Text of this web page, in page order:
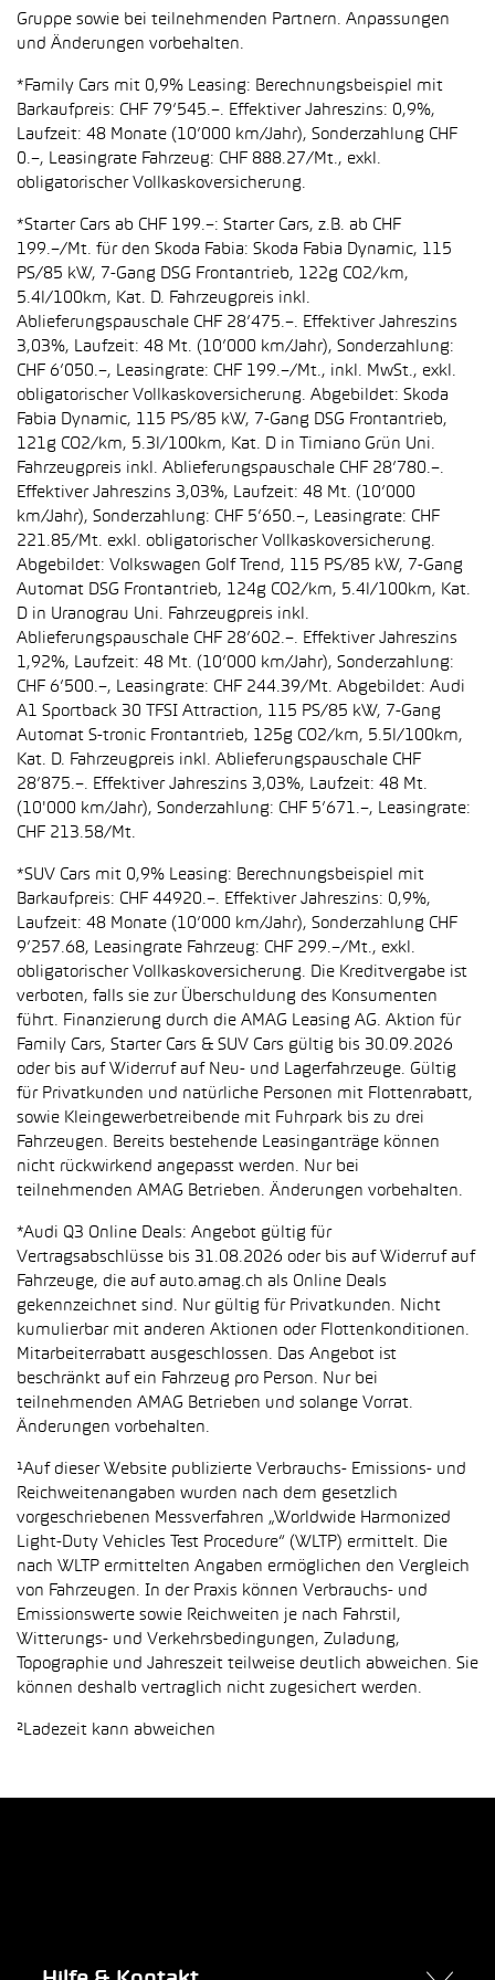
Gruppe sowie bei teilnehmenden Partnern. Anpassungen
und Änderungen vorbehalten.
*Family Cars mit 0,9% Leasing: Berechnungsbeispiel mit
Barkaufpreis: CHF 79’545.–. Effektiver Jahreszins: 0,9%,
Laufzeit: 48 Monate (10’000 km/Jahr), Sonderzahlung CHF
0.–, Leasingrate Fahrzeug: CHF 888.27/Mt., exkl.
obligatorischer Vollkaskoversicherung.
*Starter Cars ab CHF 199.–: Starter Cars, z.B. ab CHF
199.–/Mt. für den Skoda Fabia: Skoda Fabia Dynamic, 115
PS/85 kW, 7-Gang DSG Frontantrieb, 122g CO2/km,
5.4l/100km, Kat. D. Fahrzeugpreis inkl.
Ablieferungspauschale CHF 28’475.–. Effektiver Jahreszins
3,03%, Laufzeit: 48 Mt. (10’000 km/Jahr), Sonderzahlung:
CHF 6’050.–, Leasingrate: CHF 199.–/Mt., inkl. MwSt., exkl.
obligatorischer Vollkaskoversicherung. Abgebildet: Skoda
Fabia Dynamic, 115 PS/85 kW, 7-Gang DSG Frontantrieb,
121g CO2/km, 5.3l/100km, Kat. D in Timiano Grün Uni.
Fahrzeugpreis inkl. Ablieferungspauschale CHF 28’780.–.
Effektiver Jahreszins 3,03%, Laufzeit: 48 Mt. (10’000
km/Jahr), Sonderzahlung: CHF 5’650.–, Leasingrate: CHF
221.85/Mt. exkl. obligatorischer Vollkaskoversicherung.
Abgebildet: Volkswagen Golf Trend, 115 PS/85 kW, 7-Gang
Automat DSG Frontantrieb, 124g CO2/km, 5.4l/100km, Kat.
D in Uranograu Uni. Fahrzeugpreis inkl.
Ablieferungspauschale CHF 28’602.–. Effektiver Jahreszins
1,92%, Laufzeit: 48 Mt. (10’000 km/Jahr), Sonderzahlung:
CHF 6’500.–, Leasingrate: CHF 244.39/Mt. Abgebildet: Audi
A1 Sportback 30 TFSI Attraction, 115 PS/85 kW, 7-Gang
Automat S-tronic Frontantrieb, 125g CO2/km, 5.5l/100km,
Kat. D. Fahrzeugpreis inkl. Ablieferungspauschale CHF
28’875.–. Effektiver Jahreszins 3,03%, Laufzeit: 48 Mt.
(10'000 km/Jahr), Sonderzahlung: CHF 5’671.–, Leasingrate:
CHF 213.58/Mt.
*SUV Cars mit 0,9% Leasing: Berechnungsbeispiel mit
Barkaufpreis: CHF 44920.–. Effektiver Jahreszins: 0,9%,
Laufzeit: 48 Monate (10’000 km/Jahr), Sonderzahlung CHF
9’257.68, Leasingrate Fahrzeug: CHF 299.–/Mt., exkl.
obligatorischer Vollkaskoversicherung. Die Kreditvergabe ist
verboten, falls sie zur Überschuldung des Konsumenten
führt. Finanzierung durch die AMAG Leasing AG. Aktion für
Family Cars, Starter Cars & SUV Cars gültig bis 30.09.2026
oder bis auf Widerruf auf Neu- und Lagerfahrzeuge. Gültig
für Privatkunden und natürliche Personen mit Flottenrabatt,
sowie Kleingewerbetreibende mit Fuhrpark bis zu drei
Fahrzeugen. Bereits bestehende Leasinganträge können
nicht rückwirkend angepasst werden. Nur bei
teilnehmenden AMAG Betrieben. Änderungen vorbehalten.
*Audi Q3 Online Deals: Angebot gültig für
Vertragsabschlüsse bis 31.08.2026 oder bis auf Widerruf auf
Fahrzeuge, die auf auto.amag.ch als Online Deals
gekennzeichnet sind. Nur gültig für Privatkunden. Nicht
kumulierbar mit anderen Aktionen oder Flottenkonditionen.
Mitarbeiterrabatt ausgeschlossen. Das Angebot ist
beschränkt auf ein Fahrzeug pro Person. Nur bei
teilnehmenden AMAG Betrieben und solange Vorrat.
Änderungen vorbehalten.
¹Auf dieser Website publizierte Verbrauchs- Emissions- und
Reichweitenangaben wurden nach dem gesetzlich
vorgeschriebenen Messverfahren „Worldwide Harmonized
Light-Duty Vehicles Test Procedure“ (WLTP) ermittelt. Die
nach WLTP ermittelten Angaben ermöglichen den Vergleich
von Fahrzeugen. In der Praxis können Verbrauchs- und
Emissionswerte sowie Reichweiten je nach Fahrstil,
Witterungs- und Verkehrsbedingungen, Zuladung,
Topographie und Jahreszeit teilweise deutlich abweichen. Sie
können deshalb vertraglich nicht zugesichert werden.
²Ladezeit kann abweichen